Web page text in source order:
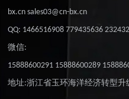
bx.cn sales03@cn-bx.cn
QQ: 1466516908 779435636
微信:
15888600291 15888600289
地址:浙江省玉环海洋经济转型升